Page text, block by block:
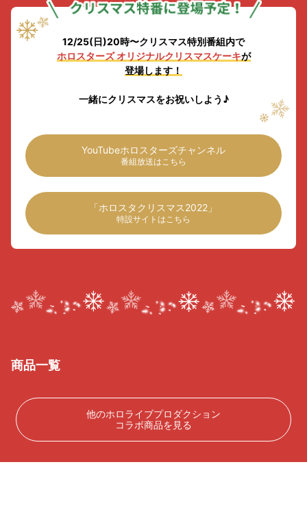
12/25(日)20時〜クリスマス特別番組内で
ホロスターズ オリジナルクリスマスケーキが
登場します！
一緒にクリスマスをお祝いしよう♪
YouTubeホロスターズチャンネル
番組放送はこちら
「ホロスタクリスマス2022」
特設サイトはこちら
商品一覧
他のホロライブプロダクション
コラボ商品を見る